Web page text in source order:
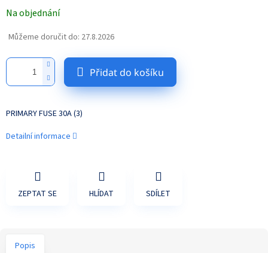
cena:
Na objednání
Můžeme doručit do: 27.8.2026
Přidat do košíku
PRIMARY FUSE 30A (3)
Detailní informace
ZEPTAT SE HLÍDAT SDÍLET
Popis